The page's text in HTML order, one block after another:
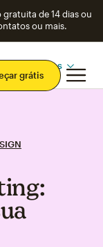
de 14 dias ou
ou mais.
grátis
os tópicos